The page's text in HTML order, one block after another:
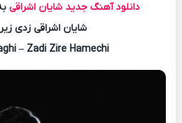
دانلود آهنگ جدید شایان اشراقی
شایان اشراقی زدی
– Zadi Zire Hamechi